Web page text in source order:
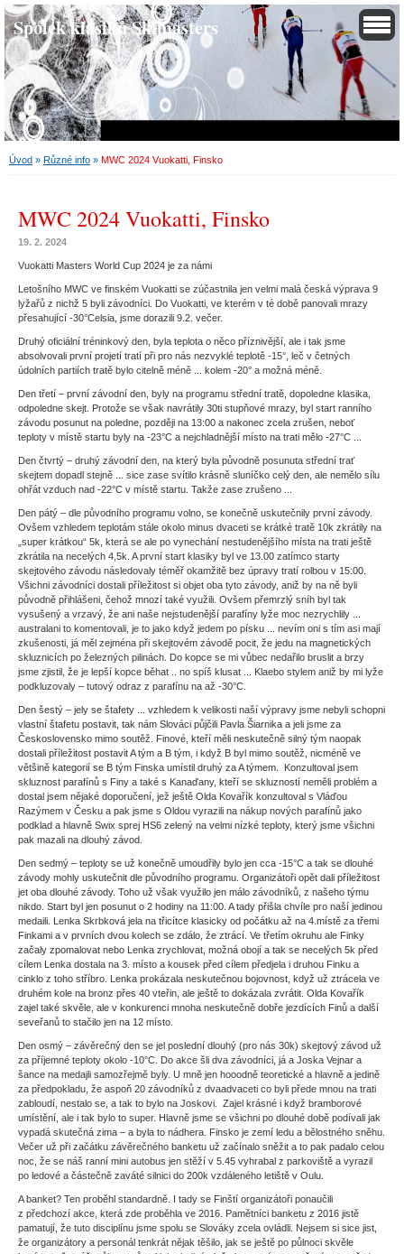
Spolek klasiků Skimasters
Úvod » Různé info » MWC 2024 Vuokatti, Finsko
MWC 2024 Vuokatti, Finsko
19. 2. 2024
Vuokatti Masters World Cup 2024 je za námi
Letošního MWC ve finském Vuokatti se zúčastnila jen velmi malá česká výprava 9
lyžařů z nichž 5 byli závodníci. Do Vuokatti, ve kterém v té době panovali mrazy
přesahující -30°Celsia, jsme dorazili 9.2. večer.
Druhý oficiální tréninkový den, byla teplota o něco příznivější, ale i tak jsme
absolvovali první projetí tratí při pro nás nezvyklé teplotě -15°, leč v četných
údolních partiích tratě bylo citelně méně ... kolem -20° a možná méně.
Den třetí – první závodní den, byly na programu střední tratě, dopoledne klasika,
odpoledne skejt. Protože se však navrátily 30ti stupňové mrazy, byl start ranního
závodu posunut na poledne, později na 13:00 a nakonec zcela zrušen, neboť
teploty v místě startu byly na -23°C a nejchladnější místo na trati mělo -27°C ...
Den čtvrtý – druhý závodní den, na který byla původně posunuta střední trať
skejtem dopadl stejně ... sice zase svítilo krásně sluníčko celý den, ale nemělo sílu
ohřát vzduch nad -22°C v místě startu. Takže zase zrušeno ...
Den pátý – dle původního programu volno, se konečně uskutečnily první závody.
Ovšem vzhledem teplotám stále okolo minus dvaceti se krátké tratě 10k zkrátily na
„super krátkou“ 5k, která se ale po vynechání nestudenějšího místa na trati ještě
zkrátila na necelých 4,5k. A první start klasiky byl ve 13.00 zatímco starty
skejtového závodu následovaly téměř okamžitě bez úpravy tratí rolbou v 15:00.
Všichni závodníci dostali příležitost si objet oba tyto závody, aniž by na ně byli
původně přihlášeni, čehož mnozí také využili. Ovšem přemrzlý sníh byl tak
vysušený a vrzavý, že ani naše nejstudenější parafíny lyže moc nezrychlily ...
australani to komentovali, je to jako když jedem po písku ... nevím oni s tím asi mají
zkušenosti, já měl zejména při skejtovém závodě pocit, že jedu na magnetických
skluznicích po železných pilinách. Do kopce se mi vůbec nedařilo bruslit a brzy
jsme zjistil, že je lepší kopce běhat .. no spíš klusat ... Klaebo stylem aniž by mi lyže
podkluzovaly – tutový odraz z parafínu na až -30°C.
Den šestý – jely se štafety ... vzhledem k velikosti naší výpravy jsme nebyli schopni
vlastní štafetu postavit, tak nám Slováci půjčili Pavla Šiarnika a jeli jsme za
Československo mimo soutěž. Finové, kteří měli neskutečně silný tým naopak
dostali příležitost postavit A tým a B tým, i když B byl mimo soutěž, nicméně ve
většině kategorií se B tým Finska umístil druhý za A týmem. Konzultoval jsem
skluznost parafínů s Finy a také s Kanaďany, kteří se skluzností neměli problém a
dostal jsem nějaké doporučení, jež ještě Olda Kovařík konzultoval s Vláďou
Razýmem v Česku a pak jsme s Oldou vyrazili na nákup nových parafínů jako
podklad a hlavně Swix sprej HS6 zelený na velmi nízké teploty, který jsme všichni
pak mazali na dlouhý závod.
Den sedmý – teploty se už konečně umoudřily bylo jen cca -15°C a tak se dlouhé
závody mohly uskutečnit dle původního programu. Organizátoři opět dali příležitost
jet oba dlouhé závody. Toho už však využilo jen málo závodníků, z našeho týmu
nikdo. Start byl jen posunut o 2 hodiny na 11:00. A tady přišla chvíle pro naší jedinou
medaili. Lenka Skrbková jela na třicítce klasicky od počátku až na 4.místě za třemi
Finkami a v prvních dvou kolech se zdálo, že ztrácí. Ve třetím okruhu ale Finky
začaly zpomalovat nebo Lenka zrychlovat, možná obojí a tak se necelých 5k před
cílem Lenka dostala na 3. místo a kousek před cílem předjela i druhou Finku a
cinklo z toho stříbro. Lenka prokázala neskutečnou bojovnost, když už ztrácela ve
druhém kole na bronz přes 40 vteřin, ale ještě to dokázala zvrátit. Olda Kovařík
zajel také skvěle, ale v konkurenci mnoha neskutečně dobře jezdících Finů a další
seveřanů to stačilo jen na 12 místo.
Den osmý – závěrečný den se jel poslední dlouhý (pro nás 30k) skejtový závod už
za příjemné teploty okolo -10°C. Do akce šli dva závodníci, já a Joska Vejnar a
šance na medajli samozřejmě byly. U mně jen hooodně teoretické a hlavně a jedině
za předpokladu, že aspoň 20 závodníků z dvaadvaceti co byli přede mnou na trati
zabloudí, nestalo se, a tak to bylo na Joskovi. Zajel krásné i když bramborové
umístění, ale i tak bylo to super. Hlavně jsme se všichni po dlouhé době podívali jak
vypadá skutečná zima – a byla to nádhera. Finsko je zemí ledu a bělostného sněhu.
Večer už při začátku závěrečného banketu už začínalo sněžit a to pak padalo celou
noc, že se náš ranní mini autobus jen stěží v 5.45 vyhrabal z parkoviště a vyrazil
po ledové a částečně zaváté silnici do 200k vzdáleného letiště v Oulu.
A banket? Ten proběhl standardně. I tady se Finští organizátoři ponaučili
z předchozí akce, která zde proběhla ve 2016. Pamětníci banketu z 2016 jistě
pamatují, že tuto disciplínu jsme spolu se Slováky zcela ovládli. Nejsem si sice jist,
že organizátory a personál tenkrát nějak těšilo, jak se ještě po půlnoci skvěle